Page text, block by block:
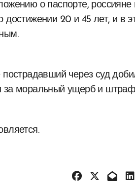
о паспорте,
достижении 20 и 45 лет, и в
пострадавший через суд
за моральный ущерб и